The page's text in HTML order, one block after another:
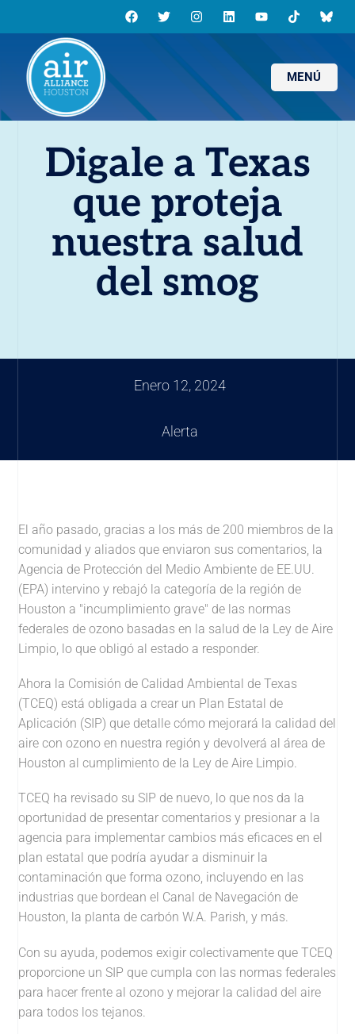
MENÚ
Digale a Texas
que proteja
nuestra salud
del smog
Enero 12, 2024
Alerta
El año pasado, gracias a los más de 200 miembros de la
comunidad y aliados que enviaron sus comentarios, la
Agencia de Protección del Medio Ambiente de EE.UU.
(EPA) intervino y rebajó la categoría de la región de
Houston a "incumplimiento grave" de las normas
federales de ozono basadas en la salud de la Ley de Aire
Limpio, lo que obligó al estado a responder.
Ahora la Comisión de Calidad Ambiental de Texas
(TCEQ) está obligada a crear un Plan Estatal de
Aplicación (SIP) que detalle cómo mejorará la calidad del
aire con ozono en nuestra región y devolverá al área de
Houston al cumplimiento de la Ley de Aire Limpio.
TCEQ ha revisado su SIP de nuevo, lo que nos da la
oportunidad de presentar comentarios y presionar a la
agencia para implementar cambios más eficaces en el
plan estatal que podría ayudar a disminuir la
contaminación que forma ozono, incluyendo en las
industrias que bordean el Canal de Navegación de
Houston, la planta de carbón W.A. Parish, y más.
Con su ayuda, podemos exigir colectivamente que TCEQ
proporcione un SIP que cumpla con las normas federales
para hacer frente al ozono y mejorar la calidad del aire
para todos los tejanos.